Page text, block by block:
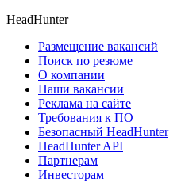
HeadHunter
Размещение вакансий
Поиск по резюме
О компании
Наши вакансии
Реклама на сайте
Требования к ПО
Безопасный HeadHunter
HeadHunter API
Партнерам
Инвесторам